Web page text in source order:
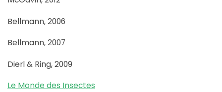
Bellmann, 2006
Bellmann, 2007
Dierl & Ring, 2009
Le Monde des Insectes